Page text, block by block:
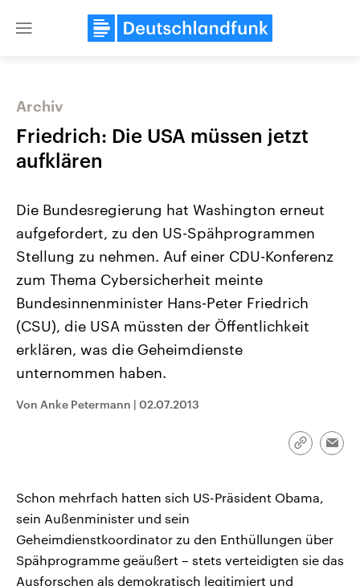
Close
Landtagswahl Sachsen-Anhalt
Alle Informationen
Sachsen-Anhalt wählt am 6.
September 2026 einen neuen
Landtag. Seit 2021 wird das
Bundesland von einer Koalition aus
CDU, SPD und FDP regiert.-
Umfragen, Prognosen,
und Hintergründe zu den Parteien
USA
Hintergründe
Wirtschaftlich und
gehören die Vereinigten
den mächtigsten Ländern
mit großem Einfluss auf
Sendungen Programm
Archiv
Friedrich: Die USA müssen jetzt
aufklären
Die Bundesregierung hat Washington erneut
aufgefordert, zu den US-Spähprogrammen
Stellung zu nehmen. Auf einer CDU-Konferenz
zum Thema Cybersicherheit meinte
Bundesinnenminister Hans-Peter Friedrich
(CSU), die USA müssten der Öffentlichkeit
erklären, was die Geheimdienste
unternommen haben.
Von Anke Petermann | 02.07.2013
Link
Schon mehrfach hatten sich US-Präsident Obama,
sein Außenminister und sein
Geheimdienstkoordinator zu den Enthüllungen über
Spähprogramme geäußert – stets verteidigten sie das
Ausforschen als demokratisch legitimiert und